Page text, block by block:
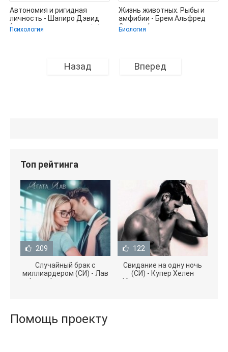
Автономия и ригидная
личность - Шапиро Дэвид
(читать хорошую книгу txt,
Психология
Жизнь животных. Рыбы и
амфибии - Брем Альфред
Эдмунд (читать книги
Биология
Назад Вперед
Топ рейтинга
209
Случайный брак с
миллиардером (СИ) - Лав
Агата (полная версия
122
Свидание на одну ночь
(СИ) - Купер Хелен
(бесплатные серии книг
Помощь проекту